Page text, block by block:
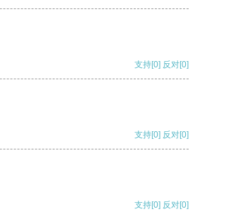
支持[0] 反对[0]
支持[0] 反对[0]
支持[0] 反对[0]